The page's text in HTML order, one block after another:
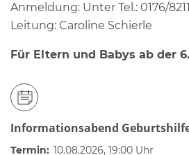
Anmeldung: Unter Tel.: 0176/
Leitung: Caroline Schierle
Für Eltern und Babys ab der
Informationsabend
Termin: 10.08.2026, 19:00 Uhr